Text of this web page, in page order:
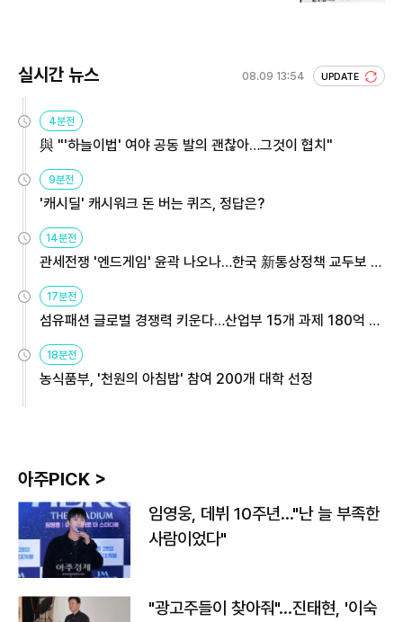
실시간 뉴스 08.09 13:54 UPDATE
4분전
與 "'하늘이법' 여야 공동 발의 괜찮아…그것이 협치"
9분전
'캐시딜' 캐시워크 돈 버는 퀴즈, 정답은?
14분전
관세전쟁 '엔드게임' 윤곽 나오나…한국 新통상정책 교두보 활
용해야
17분전
섬유패션 글로벌 경쟁력 키운다…산업부 15개 과제 180억 지
원
18분전
농식품부, '천원의 아침밥' 참여 200개 대학 선정
아주PICK >
임영웅, 데뷔 10주년…"난 늘 부족한
사람이었다"
"광고주들이 찾아줘"…진태현, '이숙